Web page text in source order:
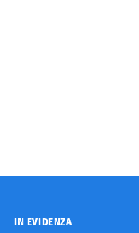
IN EVIDENZA